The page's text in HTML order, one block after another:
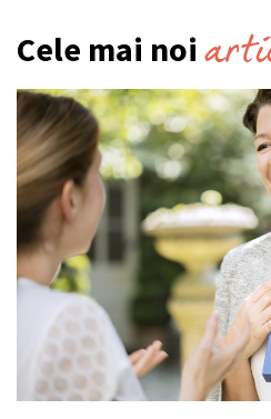
Cele mai noi